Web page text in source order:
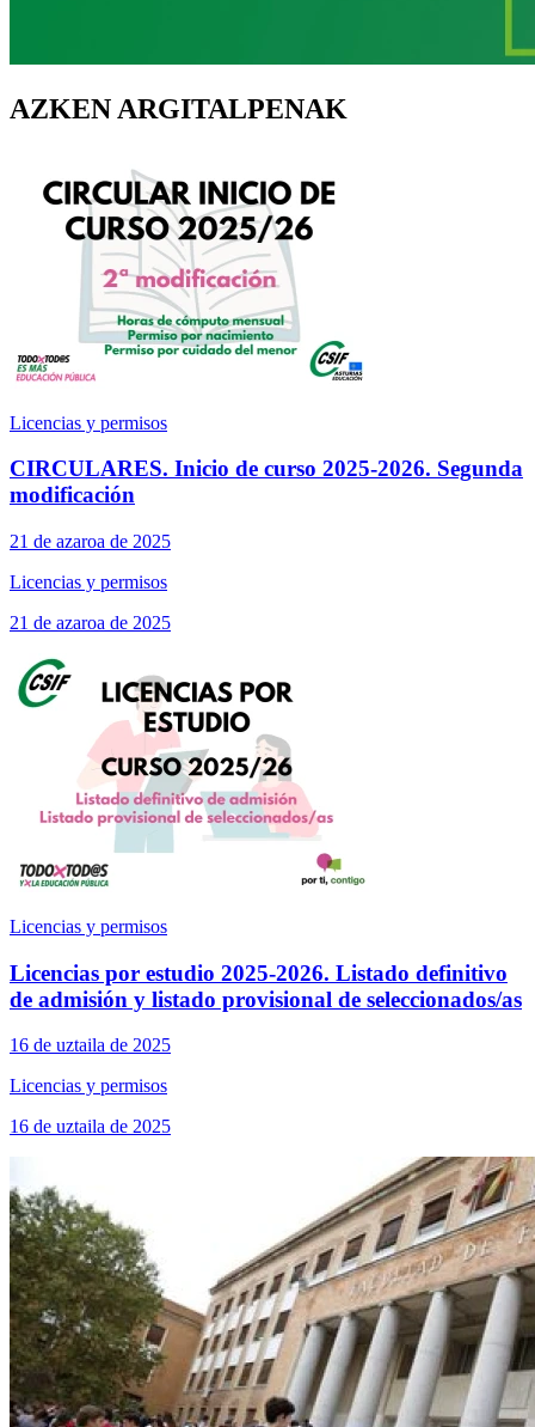
AZKEN ARGITALPENAK
Licencias y permisos
CIRCULARES. Inicio de curso 2025-2026. Segunda
modificación
21 de azaroa de 2025
Licencias y permisos
21 de azaroa de 2025
Licencias y permisos
Licencias por estudio 2025-2026. Listado definitivo
de admisión y listado provisional de seleccionados/as
16 de uztaila de 2025
Licencias y permisos
16 de uztaila de 2025